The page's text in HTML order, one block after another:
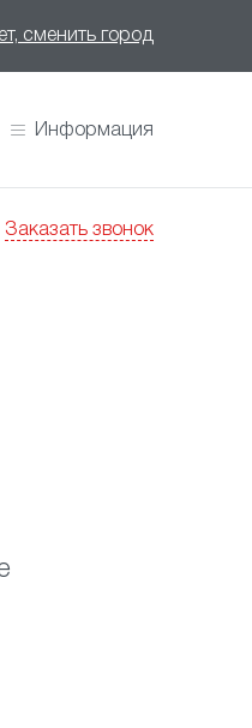
сменить город
Информация
Заказать звонок